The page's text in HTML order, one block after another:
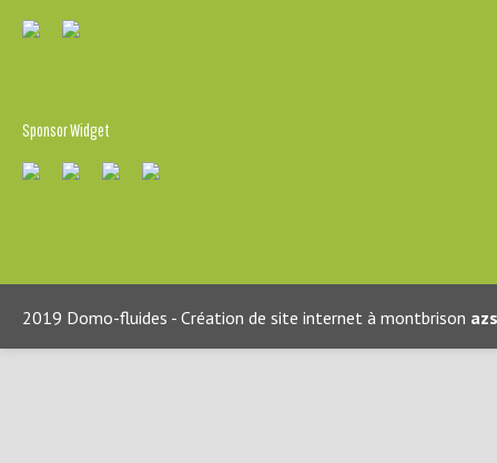
Sponsor Widget
2019 Domo-fluides - Création de site internet à montbrison